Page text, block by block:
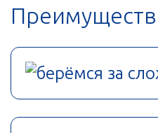
берёмся за